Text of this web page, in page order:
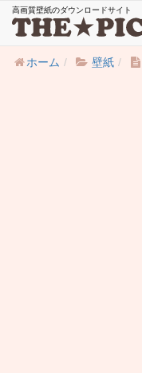
高画質壁紙のダウンロードサイト
ホーム
壁紙